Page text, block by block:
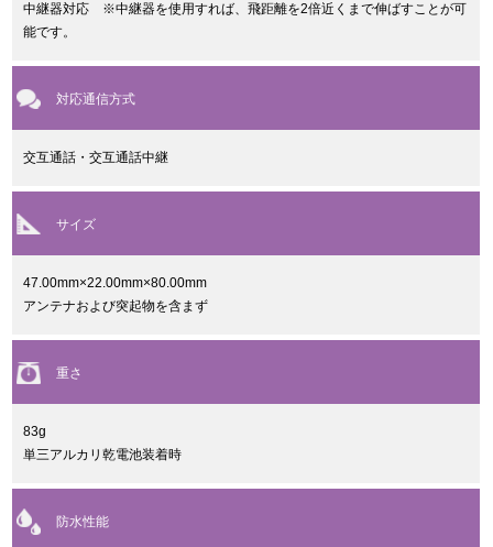
中継器対応 ※中継器を使用すれば、飛距離を2倍近くまで伸ばすことが可
能です。
対応通信方式
交互通話・交互通話中継
サイズ
47.00mm×22.00mm×80.00mm
アンテナおよび突起物を含まず
重さ
83g
単三アルカリ乾電池装着時
防水性能